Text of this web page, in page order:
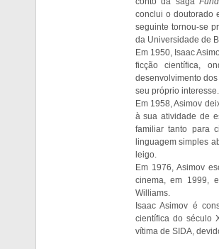
conclui o doutorado
seguinte tornou-se
da Universidade de
Em 1950, Isaac
ficção científica,
desenvolvimento
seu próprio interesse.
Em 1958, Asimov
à sua atividade de
familiar tanto para
linguagem simples
leigo.
Em 1976, Asimov
cinema, em 1999,
Williams.
Isaac Asimov é
científica do século
vítima de SIDA,